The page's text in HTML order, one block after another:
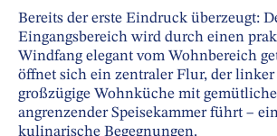
Bereits der erste Eindruck überzeugt:
Eingangsbereich wird durch einen
Windfang elegant vom Wohnbereich
öffnet sich ein zentraler Flur, der
großzügige Wohnküche mit
angrenzender Speisekammer führt –
kulinarische Begegnungen.